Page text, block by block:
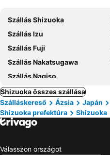
Szállás Shizuoka
Szállás Izu
Szállás Fuji
Szállás Nakatsugawa
Szállás Nagiso
Shizuoka összes szállása
Szálláskereső
Ázsia Japán
Shizuoka prefektúra
Shizuoka
Válasszon országot